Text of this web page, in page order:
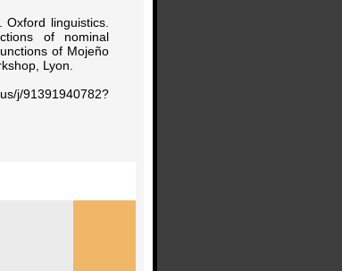
linguistics.
of nominal
of Mojeño
Lyon.
j/91391940782?